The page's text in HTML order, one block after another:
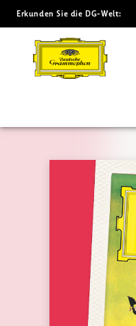
GÖRAN
SÖLLSCHER
Villa-
Lobos
Deutsche
Grammophon
Erkunden Sie die DG-Welt: